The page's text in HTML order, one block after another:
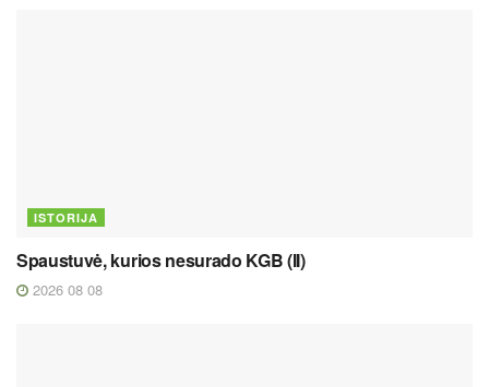
ISTORIJA
Spaustuvė, kurios nesurado KGB (II)
2026 08 08